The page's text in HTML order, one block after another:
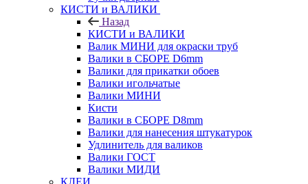
КИСТИ и ВАЛИКИ
Назад
КИСТИ и ВАЛИКИ
Валик МИНИ для окраски труб
Валики в СБОРЕ D6mm
Валики для прикатки обоев
Валики игольчатые
Валики МИНИ
Кисти
Валики в СБОРЕ D8mm
Валики для нанесения штукатурок
Удлинитель для валиков
Валики ГОСТ
Валики МИДИ
КЛЕИ